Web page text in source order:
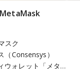
スク
Consensys）
ウォレット「メタ…